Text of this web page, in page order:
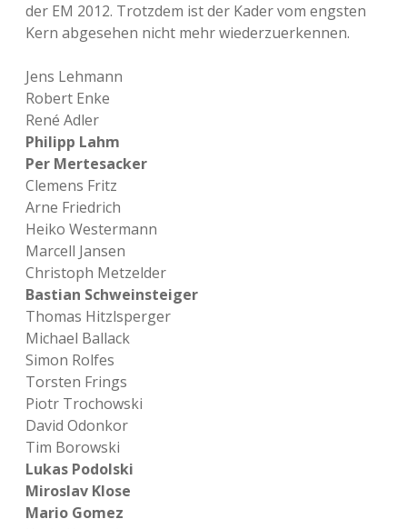
der EM 2012. Trotzdem ist der Kader vom engsten
Kern abgesehen nicht mehr wiederzuerkennen.
Jens Lehmann
Robert Enke
René Adler
Philipp Lahm
Per Mertesacker
Clemens Fritz
Arne Friedrich
Heiko Westermann
Marcell Jansen
Christoph Metzelder
Bastian Schweinsteiger
Thomas Hitzlsperger
Michael Ballack
Simon Rolfes
Torsten Frings
Piotr Trochowski
David Odonkor
Tim Borowski
Lukas Podolski
Miroslav Klose
Mario Gomez